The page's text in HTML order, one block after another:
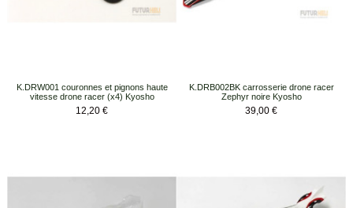
K.DRW001 couronnes et pignons haute
vitesse drone racer (x4) Kyosho
Prix
12,20 €
K.DRB002BK carrosserie drone racer
Zephyr noire Kyosho
Prix
39,00 €